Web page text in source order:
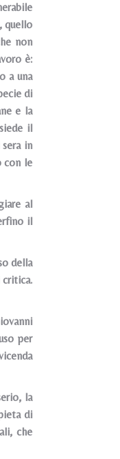
quello
non
è:
a una
di
e la
il
in
con le
al
il
della
critica.
per
la
di
che